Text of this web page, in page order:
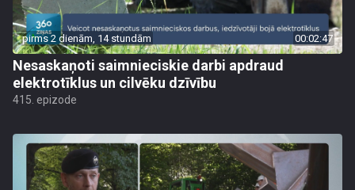
pirms 2 dienām, 14 stundām 00:02:47
Nesaskaņoti saimnieciskie darbi apdraud
elektrotīklus un cilvēku dzīvību
415. epizode